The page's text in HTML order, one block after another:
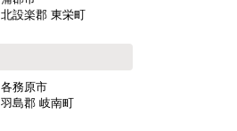
北設楽郡 東栄町
各務原市
羽島郡 岐南町